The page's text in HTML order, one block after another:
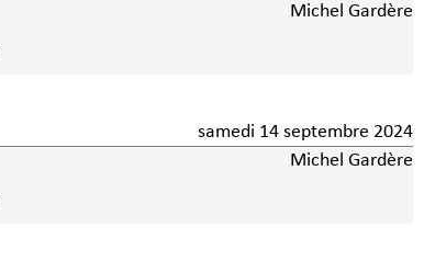
Michel Gardère
samedi 14 septembre 2024
Michel Gardère